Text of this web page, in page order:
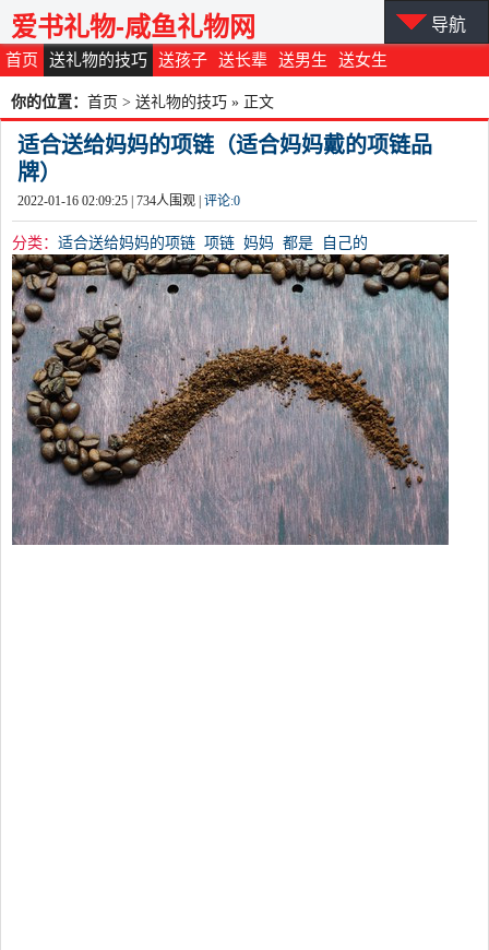
首页 送礼物的技巧 送孩子 送长辈 送男生 送女生
爱书礼物-咸鱼礼物网 导航
你的位置： 首页 > 送礼物的技巧 » 正文
适合送给妈妈的项链（适合妈妈戴的项链品
牌）
2022-01-16 02:09:25 | 734人围观 | 评论:0
分类： 适合送给妈妈的项链 项链 妈妈 都是 自己的